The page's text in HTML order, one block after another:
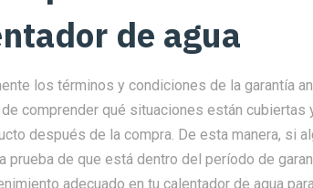
de agua
los términos y condiciones de la garantía
comprender qué situaciones están cubiertas
después de la compra. De esta manera, si
prueba de que está dentro del período de
adecuado en tu calentador de agua